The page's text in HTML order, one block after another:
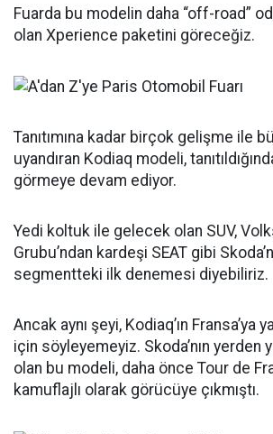
Fuarda bu modelin daha “off-road”
olan Xperience paketini göreceğiz.
Tanıtımına kadar birçok gelişme ile
uyandıran Kodiaq modeli,
görmeye devam ediyor.
Yedi koltuk ile gelecek olan SUV,
Grubu’ndan kardeşi SEAT gibi
segmentteki ilk denemesi diyebiliriz.
Ancak aynı şeyi, Kodiaq’ın Fransa’ya
için söyleyemeyiz. Skoda’nın yerden
olan bu modeli, daha önce Tour de
kamuflajlı olarak görücüye çıkmıştı.